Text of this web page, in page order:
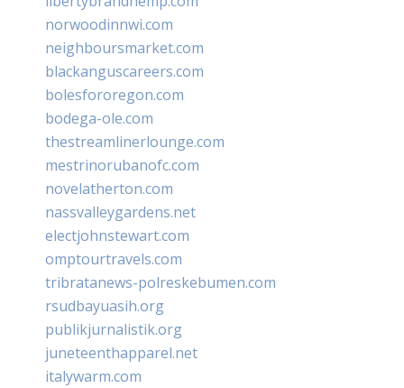
norwoodinnwi.com
neighboursmarket.com
blackanguscareers.com
bolesfororegon.com
bodega-ole.com
thestreamlinerlounge.com
mestrinorubanofc.com
novelatherton.com
nassvalleygardens.net
electjohnstewart.com
omptourtravels.com
tribratanews-polreskebumen.com
rsudbayuasih.org
publikjurnalistik.org
juneteenthapparel.net
italywarm.com